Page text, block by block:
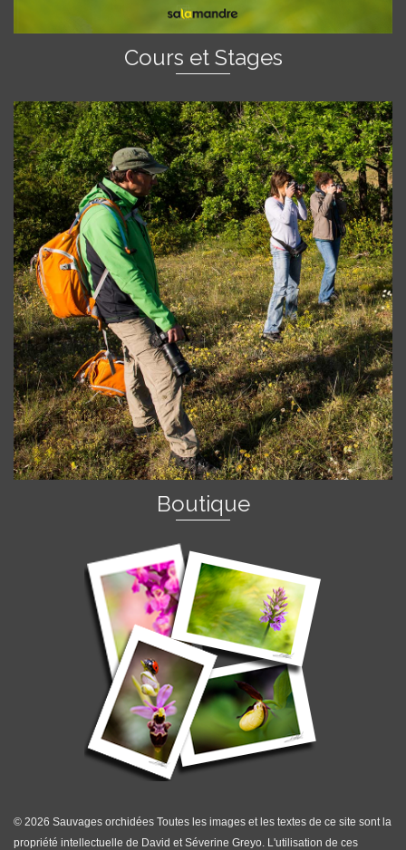
Cours et Stages
Boutique
© 2026 Sauvages orchidées Toutes les images et les textes de ce site sont la
propriété intellectuelle de David et Séverine Greyo. L'utilisation de ces